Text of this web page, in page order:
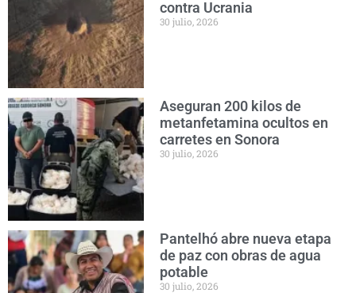
contra Ucrania
30 julio, 2026
Aseguran 200 kilos de
metanfetamina ocultos en
carretes en Sonora
30 julio, 2026
Pantelhó abre nueva etapa
de paz con obras de agua
potable
30 julio, 2026